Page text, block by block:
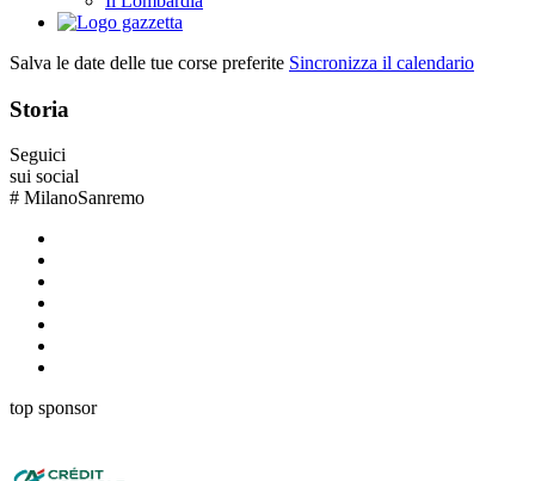
Salva le date delle tue corse preferite Sincronizza il calendario
Storia
Seguici
sui social
# MilanoSanremo
top sponsor